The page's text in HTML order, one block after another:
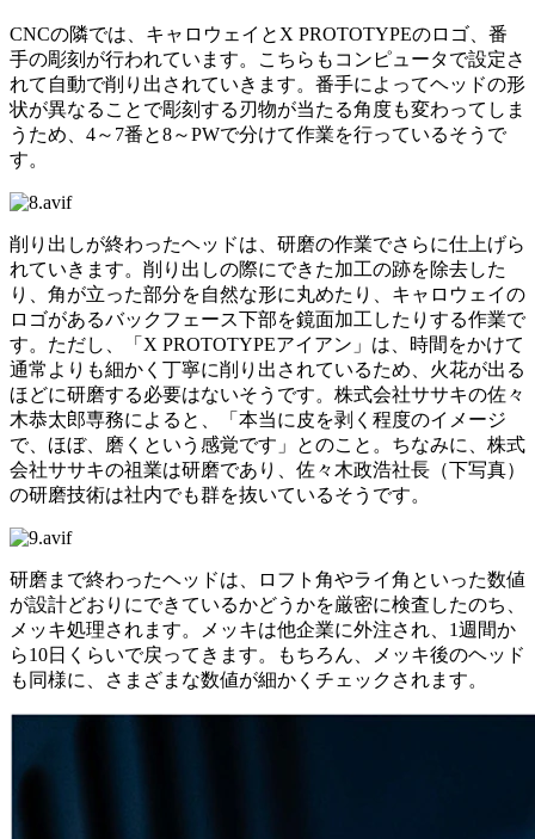
CNCの隣では、キャロウェイとX PROTOTYPEのロゴ、番
手の彫刻が行われています。こちらもコンピュータで設定さ
れて自動で削り出されていきます。番手によってヘッドの形
状が異なることで彫刻する刃物が当たる角度も変わってしま
うため、4～7番と8～PWで分けて作業を行っているそうで
す。
削り出しが終わったヘッドは、研磨の作業でさらに仕上げら
れていきます。削り出しの際にできた加工の跡を除去した
り、角が立った部分を自然な形に丸めたり、キャロウェイの
ロゴがあるバックフェース下部を鏡面加工したりする作業で
す。ただし、「X PROTOTYPEアイアン」は、時間をかけて
通常よりも細かく丁寧に削り出されているため、火花が出る
ほどに研磨する必要はないそうです。株式会社ササキの佐々
木恭太郎専務によると、「本当に皮を剥く程度のイメージ
で、ほぼ、磨くという感覚です」とのこと。ちなみに、株式
会社ササキの祖業は研磨であり、佐々木政浩社長（下写真）
の研磨技術は社内でも群を抜いているそうです。
研磨まで終わったヘッドは、ロフト角やライ角といった数値
が設計どおりにできているかどうかを厳密に検査したのち、
メッキ処理されます。メッキは他企業に外注され、1週間か
ら10日くらいで戻ってきます。もちろん、メッキ後のヘッド
も同様に、さまざまな数値が細かくチェックされます。